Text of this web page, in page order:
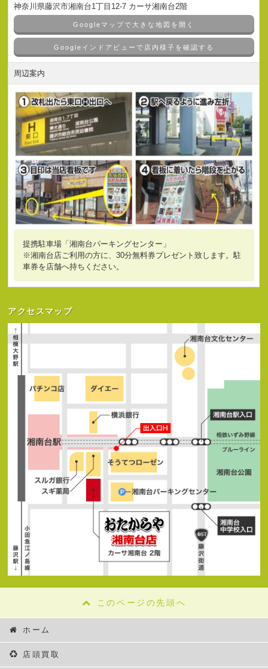
神奈川県藤沢市湘南台1丁目12-7 カーサ湘南台2階
Googleマップで大きな地図を開く
Googleインドアビューで店内様子を確認する
周辺案内
提携駐車場「湘南台パーキングセンター」
※湘南台店ご利用の方に、30分無料券プレゼント致します。駐
車券を店舗へ持ちください。
アクセスマップ
このページの先頭へ
ホーム
店頭買取